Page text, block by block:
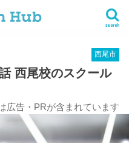
search
西尾市
口コミ・評判
西尾市
西尾校のスクール
広告・PRが含まれています